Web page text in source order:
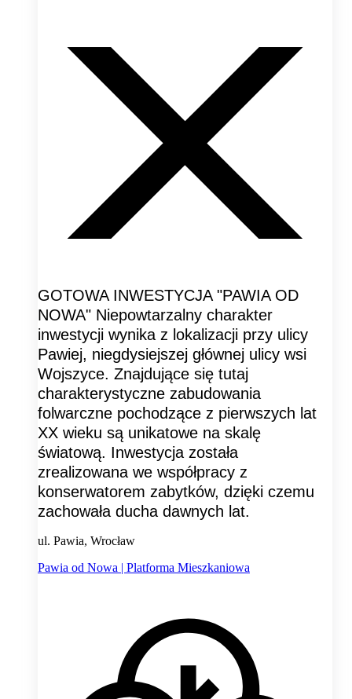
GOTOWA INWESTYCJA "PAWIA OD
NOWA" Niepowtarzalny charakter
inwestycji wynika z lokalizacji przy ulicy
Pawiej, niegdysiejszej głównej ulicy wsi
Wojszyce. Znajdujące się tutaj
charakterystyczne zabudowania
folwarczne pochodzące z pierwszych lat
XX wieku są unikatowe na skalę
światową. Inwestycja została
zrealizowana we współpracy z
konserwatorem zabytków, dzięki czemu
zachowała ducha dawnych lat.
ul. Pawia, Wrocław
Pawia od Nowa | Platforma Mieszkaniowa